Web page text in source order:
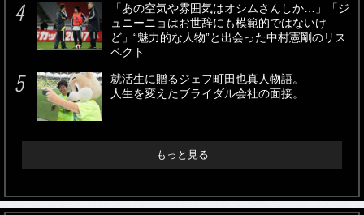
「あの空気や雰囲気はオシムさんしか…」「ジ
ュニーニョはお世辞にも模範的ではないけ
ど」“魅力的な人物”と出会った中村憲剛のリス
ペクト
就活生に贈るジェフ町田也真人物語。
人生を変えたブライダル会社の面接。
もっと見る